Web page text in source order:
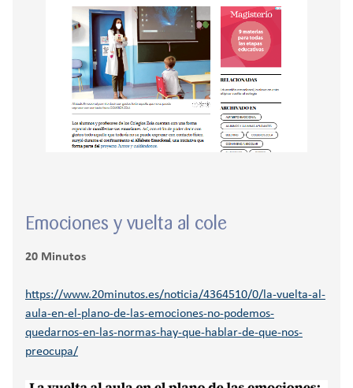
Emociones y vuelta al cole
20 Minutos
https://www.20minutos.es/noticia/4364510/0/la-vuelta-al-
aula-en-el-plano-de-las-emociones-no-podemos-
quedarnos-en-las-normas-hay-que-hablar-de-que-nos-
preocupa/